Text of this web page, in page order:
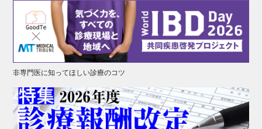
非専門医に知ってほしい診療のコツ